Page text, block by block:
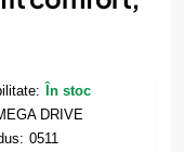
În stoc
DRIVE
0511